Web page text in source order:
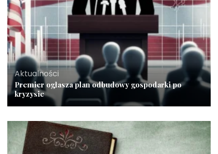
Aktualności
Premier ogłasza plan odbudowy gospodarki po
kryzysie